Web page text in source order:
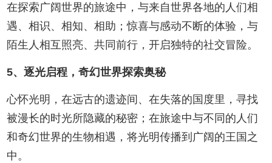
在探索广阔世界的旅途中，与来自世界各地的人们相
遇、相识、相知、相助；惊喜与感动不断的体验，与
陌生人相互照亮、共同前行，开启独特的社交冒险。
5、逐光启程，奇幻世界探索奥秘
心怀光明，在远古的遗迹间、在失落的国度里，寻找
被漫长的时光所隐藏的秘密；在旅途中与不同的人们
和奇幻世界的生物相遇，将光明传播到广阔的王国之
中。